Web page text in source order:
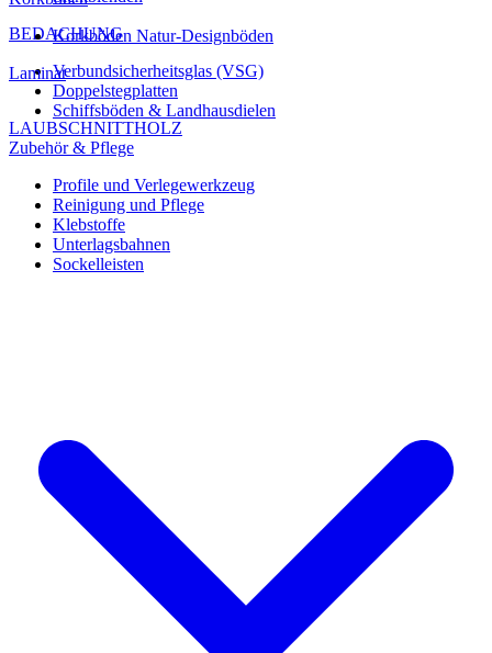
BEDACHUNG
Verbundsicherheitsglas (VSG)
Doppelstegplatten
LAUBSCHNITTHOLZ
Korkböden Natur-Designböden
Laminat
Schiffsböden & Landhausdielen
Zubehör & Pflege
Profile und Verlegewerkzeug
Reinigung und Pflege
Klebstoffe
Unterlagsbahnen
Sockelleisten